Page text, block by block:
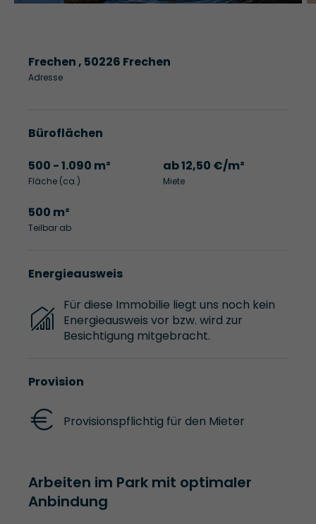
Frechen , 50226 Frechen
Adresse
Büroflächen
500 - 1.090 m²
Fläche (ca.)
ab 12,50 €/m²
Miete
500 m²
Teilbar ab
Energieausweis
Für diese Immobilie liegt uns noch kein
Energieausweis vor bzw. wird zur
Besichtigung mitgebracht.
Provision
Provisionspflichtig für den Mieter
Arbeiten im Park mit optimaler
Anbindung